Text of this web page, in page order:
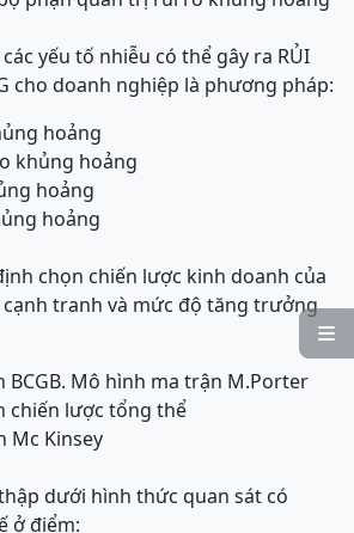

yếu tố nhiễu có thể gây ra RỦI
cho doanh nghiệp là phương pháp:
hoảng
khủng hoảng
hoảng
hoảng
chọn chiến lược kinh doanh của
tranh và mức độ tăng trưởng
B. Mô hình ma trận M.Porter
chiến lược tổng thể
Mc Kinsey
dưới hình thức quan sát có
ở điểm: